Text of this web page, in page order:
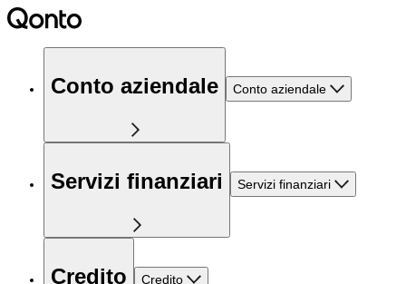
Conto aziendale Conto aziendale
Servizi finanziari Servizi finanziari
Credito Credito